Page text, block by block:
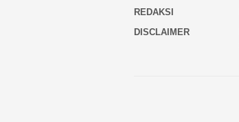
REDAKSI
DISCLAIMER